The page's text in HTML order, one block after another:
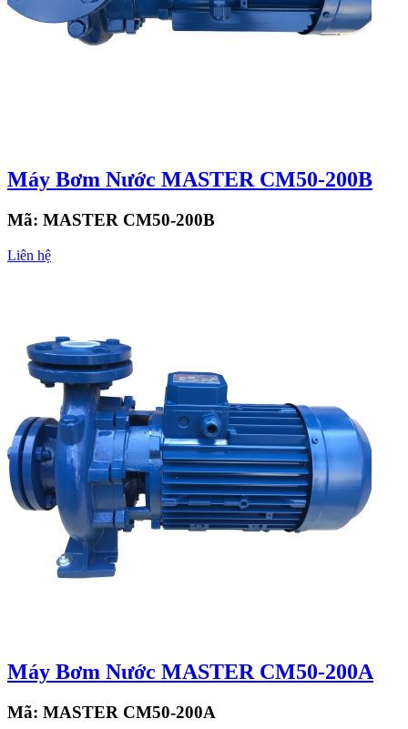
Máy Bơm Nước MASTER CM50-200B
Mã: MASTER CM50-200B
Liên hệ
Máy Bơm Nước MASTER CM50-200A
Mã: MASTER CM50-200A